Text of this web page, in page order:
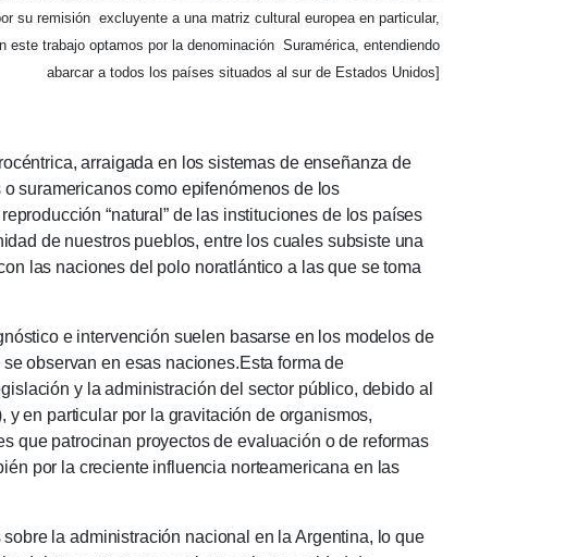
su remisión excluyente a una matriz cultural europea en particular,
este trabajo optamos por la denominación Suramérica, entendiendo
abarcar a todos los países situados al sur de Estados Unidos]
arraigada en los sistemas de enseñanza de
suramericanos como epifenómenos de los
“natural” de las instituciones de los países
de nuestros pueblos, entre los cuales subsiste una
las naciones del polo noratlántico a las que se toma
e intervención suelen basarse en los modelos de
observan en esas naciones.Esta forma de
y la administración del sector público, debido al
en particular por la gravitación de organismos,
que patrocinan proyectos de evaluación o de reformas
por la creciente influencia norteamericana en las
la administración nacional en la Argentina, lo que